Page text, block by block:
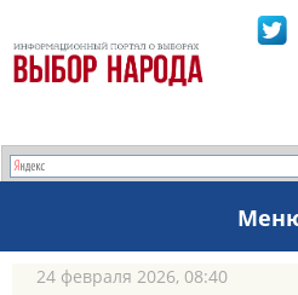
24 февраля 2026, 08:40